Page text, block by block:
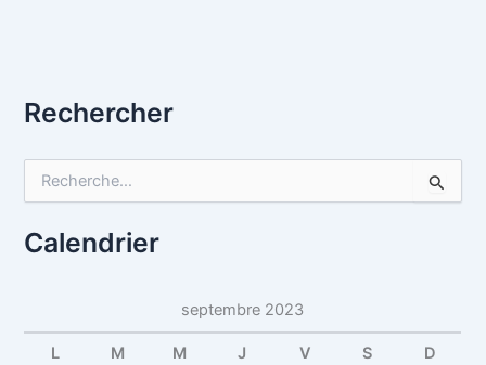
Rechercher
h
e
Calendrier
septembre 2023
L M M J V S D